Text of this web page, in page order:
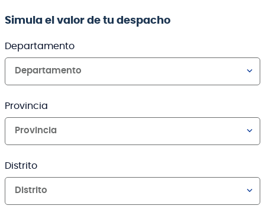
Simula el valor de tu despacho
Departamento
Departamento
Provincia
Provincia
Distrito
Distrito